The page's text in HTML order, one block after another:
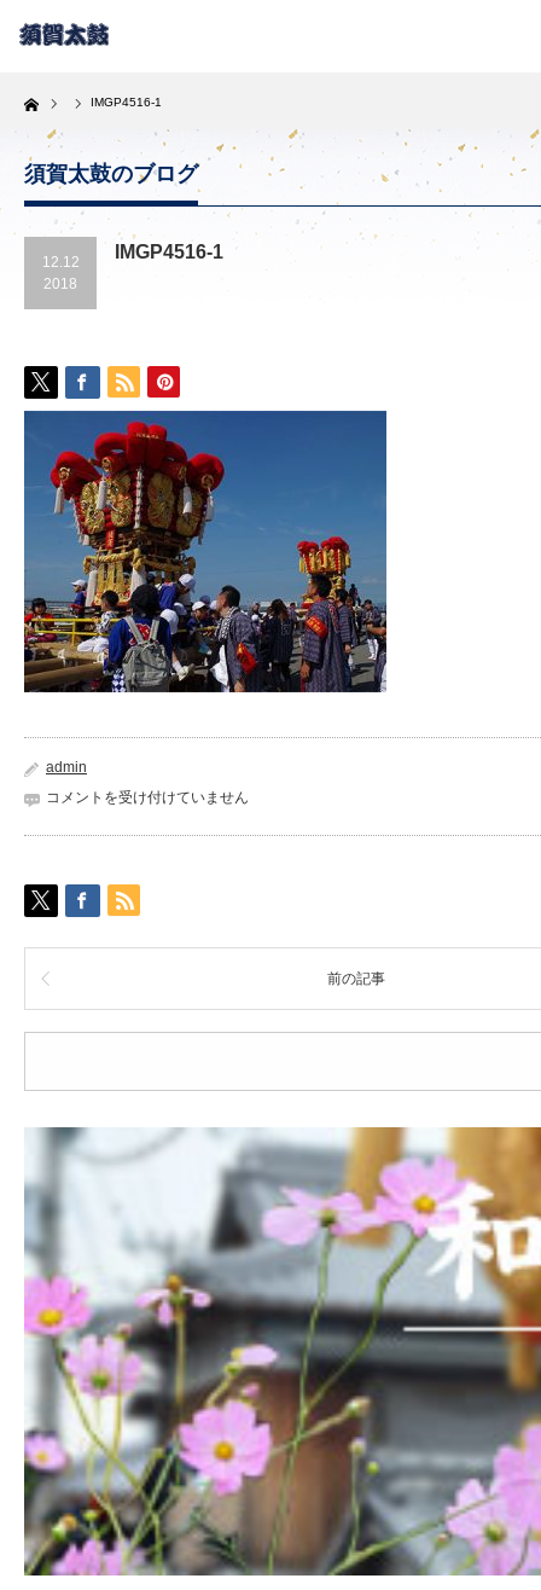
Home IMGP4516-1
須賀太鼓のブログ
12.12
2018
IMGP4516-1
admin
IMGP4516-
コメントを受け付けていません
前の記事